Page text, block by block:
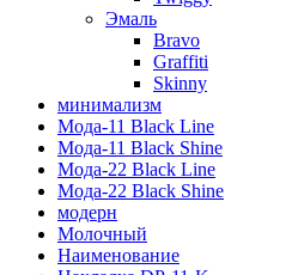
Эмаль
Bravo
Graffiti
Skinny
минимализм
Мода-11 Black Line
Мода-11 Black Shine
Мода-22 Black Line
Мода-22 Black Shine
модерн
Молочный
Наименование